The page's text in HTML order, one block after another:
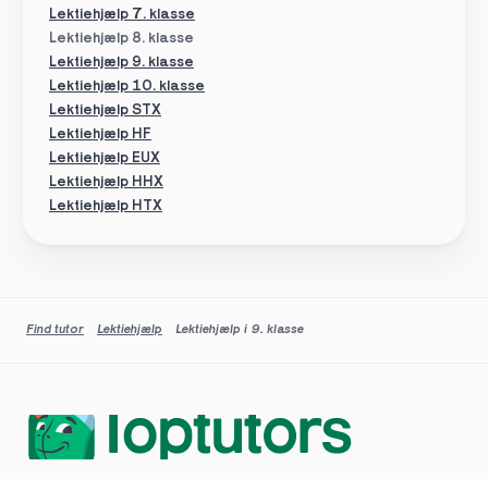
Lektiehjælp 8. klasse
Lektiehjælp 7. klasse
Lektiehjælp 9. klasse
Lektiehjælp 10. klasse
Lektiehjælp HF
Lektiehjælp EUX
Lektiehjælp STX
Lektiehjælp HHX
Lektiehjælp HTX
Find tutor Lektiehjælp Lektiehjælp i 9. klasse